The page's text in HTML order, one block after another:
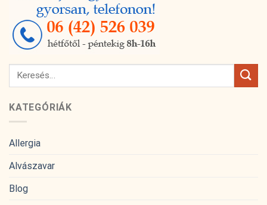
KATEGÓRIÁK
Allergia
Alvászavar
Blog